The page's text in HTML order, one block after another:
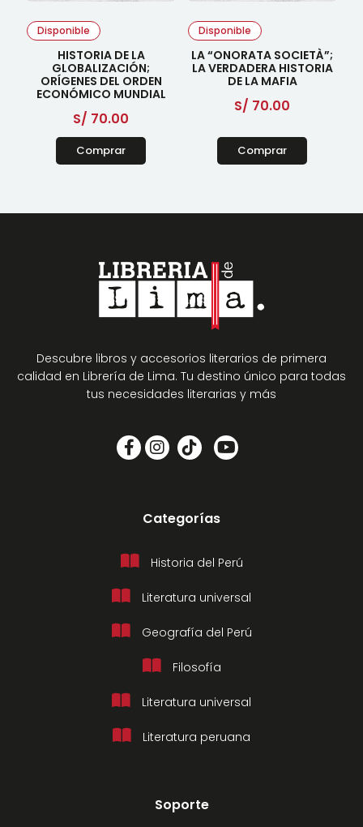
Disponible
HISTORIA DE LA
GLOBALIZACIÓN;
ORÍGENES DEL ORDEN
ECONÓMICO MUNDIAL
S/ 70.00
Comprar
Disponible
LA “ONORATA SOCIETÀ”;
LA VERDADERA HISTORIA
DE LA MAFIA
S/ 70.00
Comprar
Descubre libros y accesorios literarios de primera
calidad en Librería de Lima. Tu destino único para todas
tus necesidades literarias y más
Categorías
Historia del Perú
Literatura universal
Geografía del Perú
Filosofía
Literatura universal
Literatura peruana
Soporte